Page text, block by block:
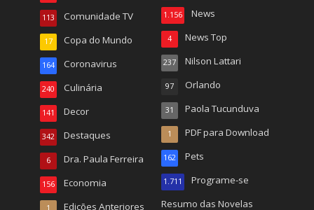
Comunidade TV
113
Copa do Mundo
17
Coronavirus
164
Culinária
240
Decor
141
Destaques
342
Dra. Paula Ferreira
6
Economia
156
Edições Anteriores
News
1.156
News Top
4
Nilson Lattari
237
Orlando
97
Paola Tucunduva
31
PDF para Download
1
Pets
162
Programe-se
1.711
Resumo das Novelas